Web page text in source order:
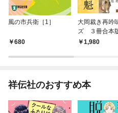
風の市兵衛［1］
680
大岡裁き再吟
ズ ３冊合本
1,980
祥伝社のおすすめ本